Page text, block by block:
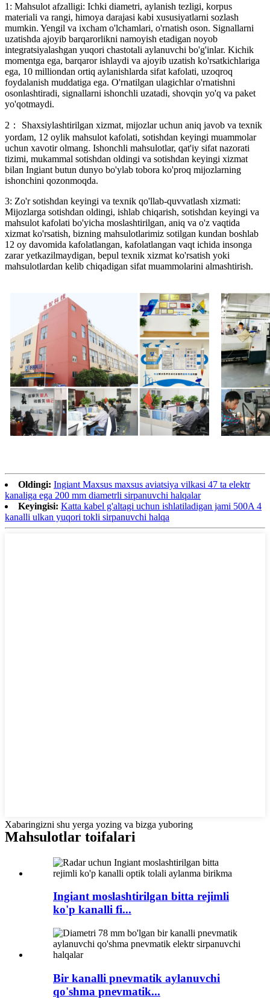
1: Mahsulot afzalligi: Ichki diametri, aylanish tezligi, korpus
materiali va rangi, himoya darajasi kabi xususiyatlarni sozlash
mumkin. Yengil va ixcham o'lchamlari, o'rnatish oson. Signallarni
uzatishda ajoyib barqarorlikni namoyish etadigan noyob
integratsiyalashgan yuqori chastotali aylanuvchi bo'g'inlar. Kichik
momentga ega, barqaror ishlaydi va ajoyib uzatish ko'rsatkichlariga
ega, 10 milliondan ortiq aylanishlarda sifat kafolati, uzoqroq
foydalanish muddatiga ega. O'rnatilgan ulagichlar o'rnatishni
osonlashtiradi, signallarni ishonchli uzatadi, shovqin yo'q va paket
yo'qotmaydi.
2： Shaxsiylashtirilgan xizmat, mijozlar uchun aniq javob va texnik
yordam, 12 oylik mahsulot kafolati, sotishdan keyingi muammolar
uchun xavotir olmang. Ishonchli mahsulotlar, qat'iy sifat nazorati
tizimi, mukammal sotishdan oldingi va sotishdan keyingi xizmat
bilan Ingiant butun dunyo bo'ylab tobora ko'proq mijozlarning
ishonchini qozonmoqda.
3: Zo'r sotishdan keyingi va texnik qo'llab-quvvatlash xizmati:
Mijozlarga sotishdan oldingi, ishlab chiqarish, sotishdan keyingi va
mahsulot kafolati bo'yicha moslashtirilgan, aniq va o'z vaqtida
xizmat ko'rsatish, bizning mahsulotlarimiz sotilgan kundan boshlab
12 oy davomida kafolatlangan, kafolatlangan vaqt ichida insonga
zarar yetkazilmaydigan, bepul texnik xizmat ko'rsatish yoki
mahsulotlardan kelib chiqadigan sifat muammolarini almashtirish.
Oldingi: Ingiant Maxsus maxsus aviatsiya vilkasi 47 ta elektr
kanaliga ega 200 mm diametrli sirpanuvchi halqalar
Keyingisi: Katta kabel g'altagi uchun ishlatiladigan jami 500A 4
kanalli ulkan yuqori tokli sirpanuvchi halqa
Xabaringizni shu yerga yozing va bizga yuboring
Mahsulotlar toifalari
Ingiant moslashtirilgan bitta rejimli
ko'p kanalli fi...
Bir kanalli pnevmatik aylanuvchi
qo'shma pnevmatik...